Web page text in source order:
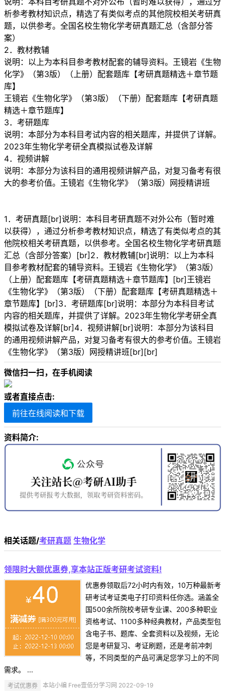
析参考教材知识点，精选了有类似考点的其他院校相关考研真
题，以供参考。全国名校生物化学考研真题汇总（含部分答
案）
2．教材教辅
说明：以上为本科目参考教材配套的辅导资料。王镜岩《生物
化学》（第3版）（上册）配套题库【考研真题精选＋章节题
库】
王镜岩《生物化学》（第3版）（下册）配套题库【考研真题
精选＋章节题库】
3．考研题库
说明：本部分为本科目考试内容的相关题库，并提供了详解。
2023年生物化学考研全真模拟试卷及详解
4．视频讲解
说明：本部分为该科目的通用视频讲解产品，对复习备考有很
大的参考价值。王镜岩《生物化学》（第3版）网授精讲班
1．考研真题[br]说明：本科目考研真题不对外公布（暂时难
以获得），通过分析参考教材知识点，精选了有类似考点的其
他院校相关考研真题，以供参考。全国名校生物化学考研真题
汇总（含部分答案）[br]2．教材教辅[br]说明：以上为本科
目参考教材配套的辅导资料。王镜岩《生物化学》（第3版）
（上册）配套题库【考研真题精选＋章节题库】[br]王镜岩
《生物化学》（第3版）（下册）配套题库【考研真题精选＋
章节题库】[br]3．考研题库[br]说明：本部分为本科目考试
内容的相关题库，并提供了详解。2023年生物化学考研全真
模拟试卷及详解[br]4．视频讲解[br]说明：本部分为该科目
的通用视频讲解产品，对复习备考有很大的参考价值。王镜岩
《生物化学》（第3版）网授精讲班[br][br]
微信扫一扫，在手机阅读
或者直接点击:
前往在线阅读和下载
资料简介:
相关话题/考研真题 生物化学
领限时大额优惠券,享本站正版考研考试资料!
优惠券领取后72小时内有效，10万种最新考
研考试考证类电子打印资料任你选。涵盖全
国500余所院校考研专业课、200多种职业
资格考试、1100多种经典教材，产品类型包
含电子书、题库、全套资料以及视频，无论
您是考研复习、考证刷题，还是考前冲刺
等，不同类型的产品可满足您学习上的不同
需求。 ...
考试优惠券 本站小编 Free壹佰分学习网 2022-09-19